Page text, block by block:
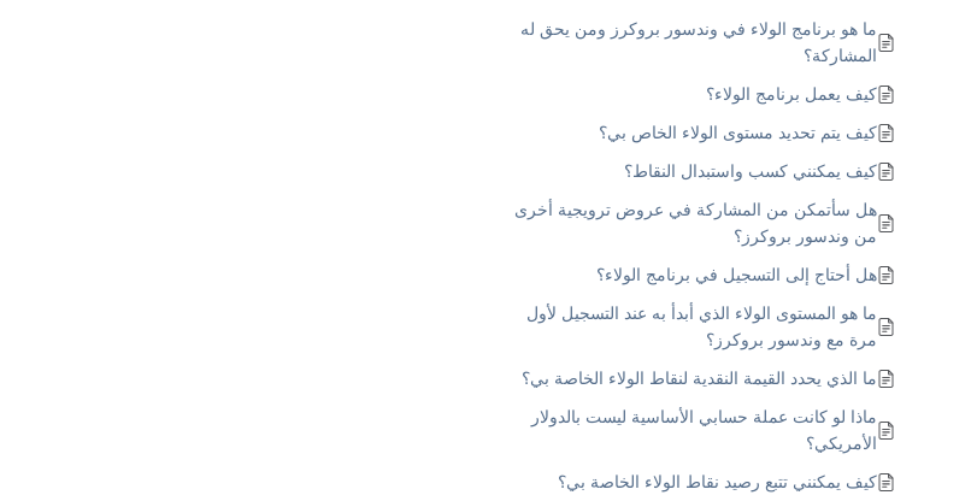
ما هو برنامج الولاء في وندسور بروكرز ومن يحق له
المشاركة؟
كيف يعمل برنامج الولاء؟
كيف يتم تحديد مستوى الولاء الخاص بي؟
كيف يمكنني كسب واستبدال النقاط؟
هل سأتمكن من المشاركة في عروض ترويجية أخرى
من وندسور بروكرز؟
هل أحتاج إلى التسجيل في برنامج الولاء؟
ما هو المستوى الولاء الذي أبدأ به عند التسجيل لأول
مرة مع وندسور بروكرز؟
ما الذي يحدد القيمة النقدية لنقاط الولاء الخاصة بي؟
ماذا لو كانت عملة حسابي الأساسية ليست بالدولار
الأمريكي؟
كيف يمكنني تتبع رصيد نقاط الولاء الخاصة بي؟